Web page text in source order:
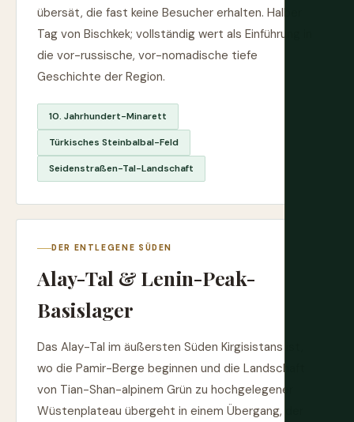
übersät, die fast keine Besucher erhalten. Halber
Tag von Bischkek; vollständig wert als Einführung in
die vor-russische, vor-nomadische tiefe
Geschichte der Region.
10. Jahrhundert-Minarett
Türkisches Steinbalbal-Feld
Seidenstraßen-Tal-Landschaft
DER ENTLEGENE SÜDEN
Alay-Tal & Lenin-Peak-
Basislager
Das Alay-Tal im äußersten Süden Kirgisistans ist,
wo die Pamir-Berge beginnen und die Landschaft
von Tian-Shan-alpinem Grün zu hochgelegener
Wüstenplateau übergeht in einem Übergang, der